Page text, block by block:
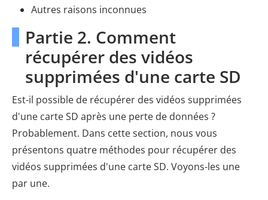
Autres raisons inconnues
Partie 2. Comment
récupérer des vidéos
supprimées d'une carte SD
Est-il possible de récupérer des vidéos supprimées
d'une carte SD après une perte de données ?
Probablement. Dans cette section, nous vous
présentons quatre méthodes pour récupérer des
vidéos supprimées d'une carte SD. Voyons-les une
par une.